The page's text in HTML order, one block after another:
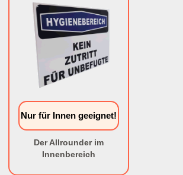
Nur für Innen geeignet!
Der Allrounder im
Innenbereich